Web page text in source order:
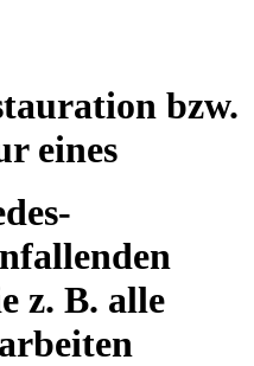
bzw.
eines
z. B. alle